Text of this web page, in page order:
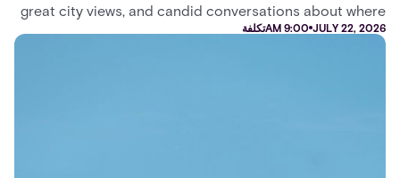
great city views, and candid conversations about where
security is headed.
JULY 22, 2026
9:00 AM تكلفة